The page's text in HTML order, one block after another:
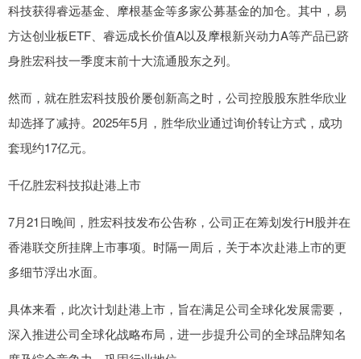
科技获得睿远基金、摩根基金等多家公募基金的加仓。其中，易
方达创业板ETF、睿远成长价值A以及摩根新兴动力A等产品已跻
身胜宏科技一季度末前十大流通股东之列。
然而，就在胜宏科技股价屡创新高之时，公司控股股东胜华欣业
却选择了减持。2025年5月，胜华欣业通过询价转让方式，成功
套现约17亿元。
千亿胜宏科技拟赴港上市
7月21日晚间，胜宏科技发布公告称，公司正在筹划发行H股并在
香港联交所挂牌上市事项。时隔一周后，关于本次赴港上市的更
多细节浮出水面。
具体来看，此次计划赴港上市，旨在满足公司全球化发展需要，
深入推进公司全球化战略布局，进一步提升公司的全球品牌知名